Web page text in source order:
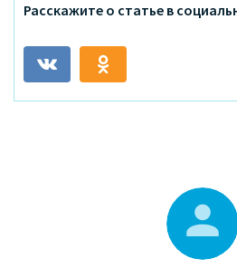
Расскажите о статье в